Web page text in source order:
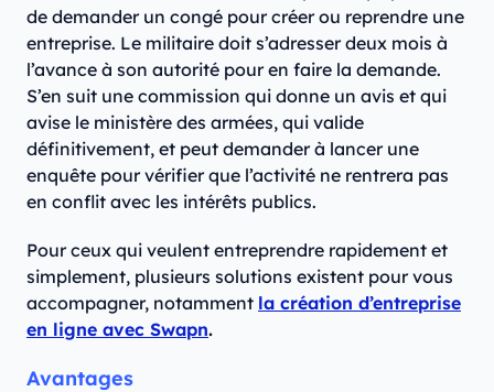
de demander un congé pour créer ou reprendre une
entreprise. Le militaire doit s’adresser deux mois à
l’avance à son autorité pour en faire la demande.
S’en suit une commission qui donne un avis et qui
avise le ministère des armées, qui valide
définitivement, et peut demander à lancer une
enquête pour vérifier que l’activité ne rentrera pas
en conflit avec les intérêts publics.
Pour ceux qui veulent entreprendre rapidement et
simplement, plusieurs solutions existent pour vous
accompagner, notamment la création d’entreprise
en ligne avec Swapn.
Avantages